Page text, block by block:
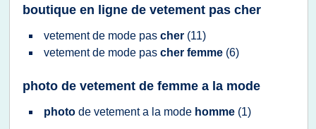
boutique en ligne de vetement pas cher
vetementde mode pas cher (11)
vetementde mode pas cher femme (6)
photo de vetement de femme a la mode
photo de vetementa la mode homme (1)